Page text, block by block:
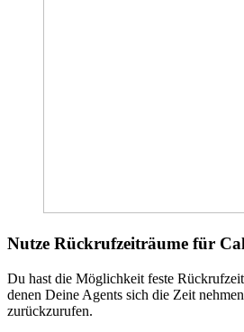
Nutze Rückrufzeiträume für
Du hast die Möglichkeit feste
denen Deine Agents sich die Zeit
zurückzurufen.